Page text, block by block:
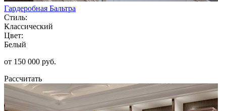
Гардеробная Бальтра
Стиль:
Классический
Цвет:
Белый
от 150 000 руб.
Рассчитать